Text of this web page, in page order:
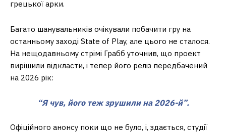
грецької арки.
Багато шанувальників очікували побачити гру на
останньому заході State of Play, але цього не сталося.
На нещодавньому стрімі Грабб уточнив, що проект
вирішили відкласти, і тепер його реліз передбачений
на 2026 рік:
“Я чув, його теж зрушили на 2026-й”.
Офіційного анонсу поки що не було, і, здається, студії